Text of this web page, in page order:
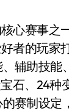
赛事之
者的玩家
辅助技能
石、24
赛制设定